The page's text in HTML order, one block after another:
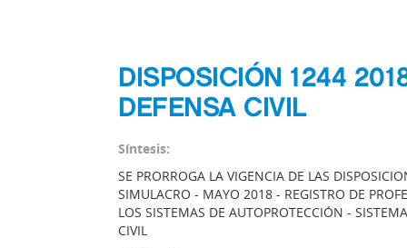
DISPOSICIÓN 1244
DEFENSA CIVIL
Síntesis:
SE PRORROGA LA VIGENCIA DE LAS
SIMULACRO - MAYO 2018 - REGISTRO DE
LOS SISTEMAS DE AUTOPROTECCIÓN -
CIVIL